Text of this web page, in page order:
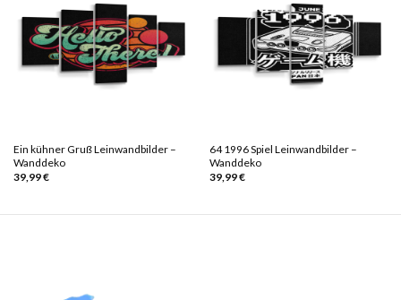
Ein kühner Gruß Leinwandbilder –
Wanddeko
39,99€
64 1996 Spiel Leinwandbilder –
Wanddeko
39,99€